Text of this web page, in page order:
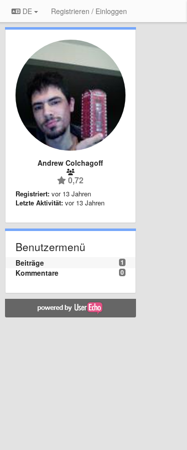
DE Registrieren / Einloggen
Andrew Colchagoff
0,72
Registriert: vor 13 Jahren
Letzte Aktivität: vor 13 Jahren
Benutzermenü
1
Beiträge
0
Kommentare